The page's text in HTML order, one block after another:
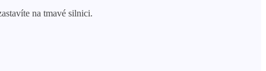
na tmavé silnici.